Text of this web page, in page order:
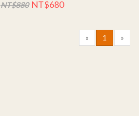
NT$880 NT$680
« 1 »